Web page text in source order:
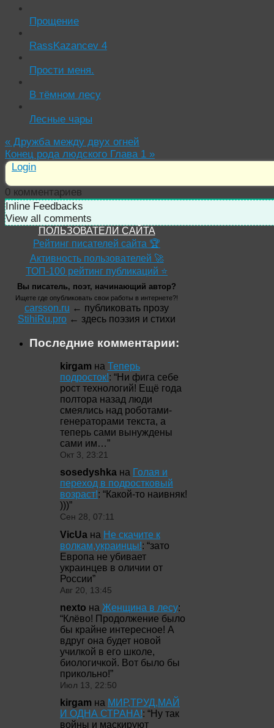
Прощение
RassKazancev 4
Прости меня.
В тёмном лесу
Лесные чары
« Дружба между двух огней
Конец рода людского Глава 1 »
Login
0 комментариев
Inline Feedbacks
View all comments
ПОЛЬЗОВАТЕЛИ САЙТА
Рейтинг писателей сайта 🏆
Активность пользователей 🚀
ТОП-100 рейтинг публикаций ⭐
Вы писатель, поэт, начинающий автор?
Ищете где опубликовать свои работы в интернете?!
carsson.ru ← публиковать прозу
StihiRu.pro ← здесь поэзия и стихи
Последние комментарии:
kirgam на Теперь
подросток!: “Ни фига себе
рост технологий! Ещё года
полтора назад люди
смеялись над роботами-
генераторами текста, а
теперь сами вынуждены
сами им…”
Окт 3, 23:21
sosedyshka на Голая и
переход в подростковый
возраст!: “Какой-то наивняк!
)))”
Сен 28, 07:11
VicUa на Не скачите к
волкам,украинцы!: “зато
Европа не убивает
украинцев в оличии от
России”
Авг 20, 13:45
nexto на Женщина в лесу:
“Клёво! Продолжение было
бы крайне интересное! А
вдруг она будет новой
училкой в его школе,
биологичкой. Вот было бы
прикольно!”
Июл 13, 22:50
kirgam на МИР,ТРУД,МАЙ
И ОДНА СТРАНА!: “Ну так
войны и маскируют